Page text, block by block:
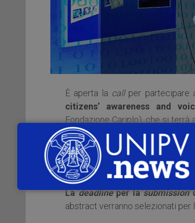
È aperta la callper partecipare
citizens’ awareness and
Fondazione Cariplo), che si terrà
di Scienze Politiche e Sociali.
La conferenza vedrà la
Amsterdam
in qualità dikeynote
Ladeadlineper lasubmission
abstract verranno selezionati per